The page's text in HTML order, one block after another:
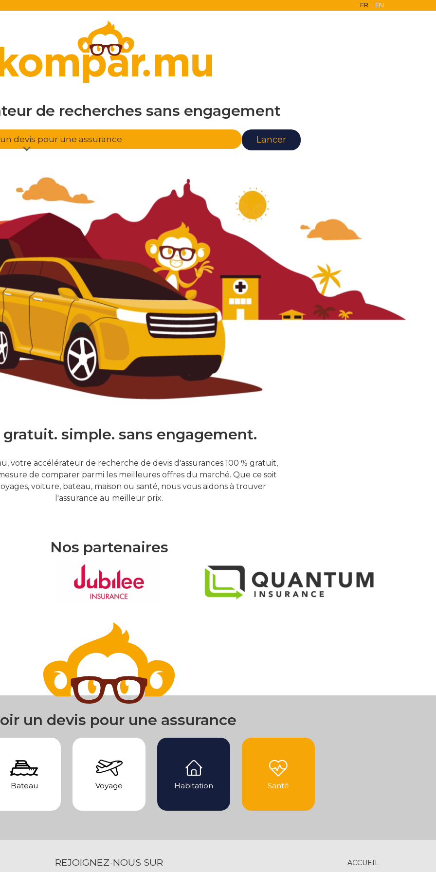
FR EN
de recherches
en ligne
sans engagement
d'assurance
devis pour une assurance Lancer
gratuit. simple. sans engagement.
votre accélérateur de recherche de devis d'assurances 100 % gratuit,
de comparer parmi les meilleures offres du marché. Que ce soit
voiture, bateau, maison ou santé, nous vous aidons à trouver
l'assurance au meilleur prix.
Nos partenaires
un devis pour une assurance
Bateau Voyage Habitation Santé
REJOIGNEZ-NOUS SUR
ACCUEIL